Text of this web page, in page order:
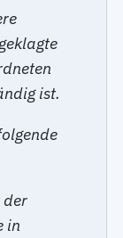
ist.
der
in